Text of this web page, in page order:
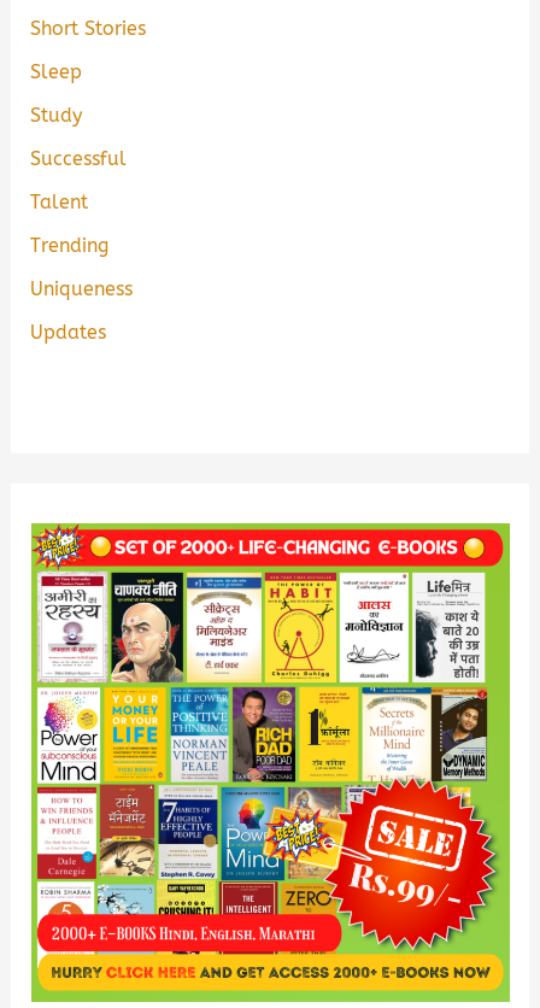
Short Stories
Sleep
Study
Successful
Talent
Trending
Uniqueness
Updates